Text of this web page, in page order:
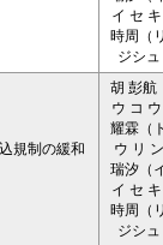
イ セ
時周（
ジシ
規制の緩和
胡 彭航
ウ コ
耀霖（
ウ リ
瑞汐（
イ セ
時周（
ジシ